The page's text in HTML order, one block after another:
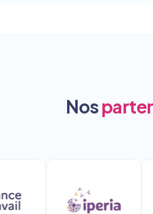
Nos